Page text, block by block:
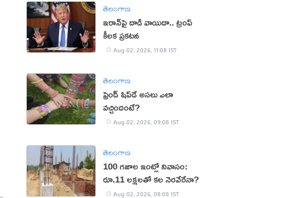
తెలంగాణ
ఇరాన్‌పై దాడి వాయిదా.. ట్రంప్
కీలక ప్రకటన
Aug 02, 2026, 11:08 IST
తెలంగాణ
ఫ్రెండ్ షిప్‌డే అసలు ఎలా
వచ్చిందంటే?
Aug 02, 2026, 09:08 IST
తెలంగాణ
100 గజాల ఇంట్లో నివాసం:
రూ.11 లక్షలతో కల నెరవేరేనా?
Aug 02, 2026, 08:08 IST